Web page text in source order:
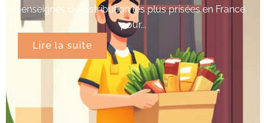
enseignes de distribution les plus prisées en France
pour...
Lire la suite